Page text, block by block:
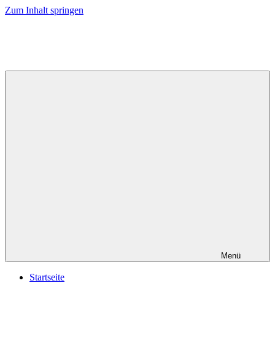
Zum Inhalt springen
Menü
Startseite